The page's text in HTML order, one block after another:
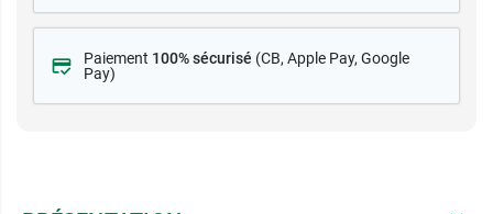
Paiement 100% sécurisé (CB, Apple Pay, Google
Pay)